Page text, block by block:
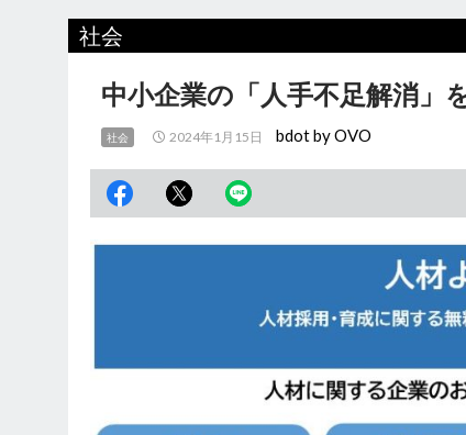
社会
中小企業の「人手不足解消
社会 2024年1月15日 bdot by OVO